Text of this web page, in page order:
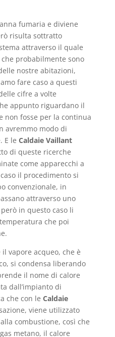
fumaria e diviene
risulta sottratto
attraverso il quale
probabilmente sono
nostre abitazioni,
fare caso a questi
cifre a volte
appunto riguardano il
non fosse per la continua
avremmo modo di
E le Caldaie Vaillant
di queste ricerche
come apparecchi a
il procedimento si
convenzionale, in
attraverso uno
in questo caso li
che poi
vapore acqueo, che è
si condensa liberando
il nome di calore
dall’impianto di
che con le Caldaie
viene utilizzato
combustione, così che
metano, il calore